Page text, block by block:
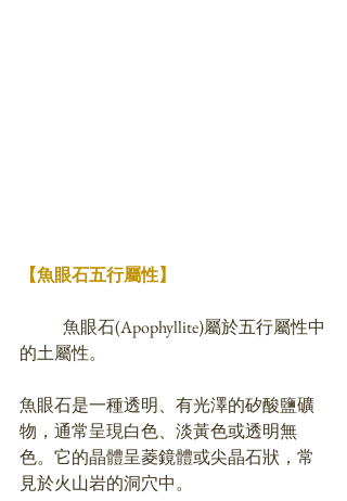
【魚眼石五行屬性】
的土屬性。
魚眼石是一種透明、有光澤的矽酸鹽礦
物，通常呈現白色、淡黃色或透明無
色。它的晶體呈菱鏡體或尖晶石狀，常
見於火山岩的洞穴中。